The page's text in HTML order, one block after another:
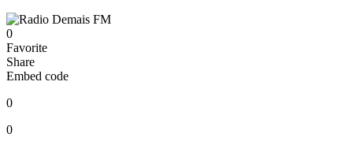
0
Favorite
Share
Embed code
0
0